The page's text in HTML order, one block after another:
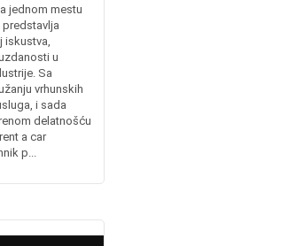
jednom mestu
predstavlja
iskustva,
u
Sa
vrhunskih
i sada
delatnošću
a car
p...